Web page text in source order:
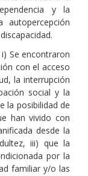
y la
Se encontraron
con el acceso
la interrupción
social y la
la posibilidad de
han vivido con
desde la
iii) que la
por la
familiar y/o las